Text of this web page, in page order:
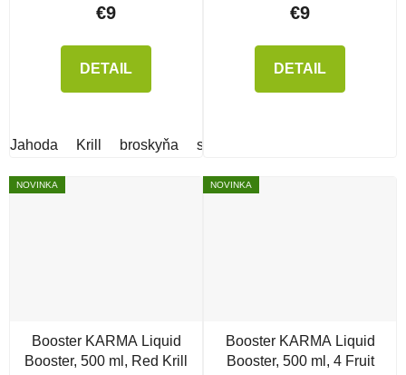
€9
DETAIL
Jahoda Krill broskyňa slivka
€9
DETAIL
NOVINKA
Booster KARMA Liquid
Booster, 500 ml, Red Krill
NOVINKA
Booster KARMA Liquid
Booster, 500 ml, 4 Fruit